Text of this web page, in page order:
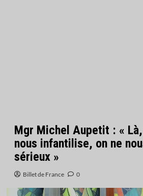
Mgr Michel Aupetit : «
nous infantilise, on ne
sérieux »
Billet de France 0